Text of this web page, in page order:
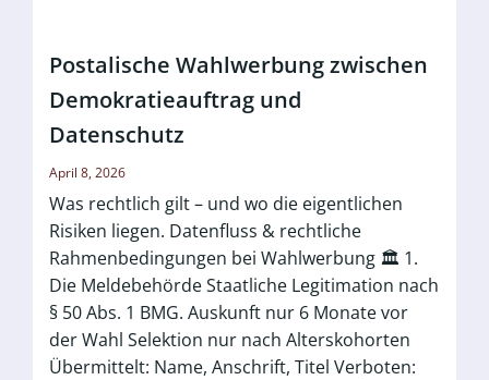
Postalische Wahlwerbung zwischen
Demokratieauftrag und
Datenschutz
April 8, 2026
Was rechtlich gilt – und wo die eigentlichen
Risiken liegen. Datenfluss & rechtliche
Rahmenbedingungen bei Wahlwerbung 🏛️ 1.
Die Meldebehörde Staatliche Legitimation nach
§ 50 Abs. 1 BMG. Auskunft nur 6 Monate vor
der Wahl Selektion nur nach Alterskohorten
Übermittelt: Name, Anschrift, Titel Verboten: